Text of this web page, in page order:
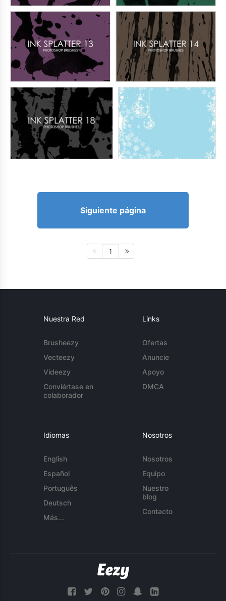
Siguiente página
1
Nuestra Red
Brusheezy
Vecteezy
Videezy
Conviértase en
colaborador
Links
Ofertas
Anuncie
Apoyo
DMCA
Idiomas
English
Español
Português
Deutsch
Más...
Nosotros
Nosotros
Equipo
Nuestro
blog
Contacto